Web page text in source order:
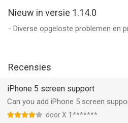
We horen graag van onze spelers!
Heb je een screenshot? Deel het
In Flick Kick Rugby Kickoff kun je
echt geld kopen. Je kunt in-app-
apparaatinstellingen.
Nieuw in versie 1.14.0
- Diverse opgeloste problemen en
Recensies
iPhone 5 screen support
Can you add iPhone 5 screen
door X T*******